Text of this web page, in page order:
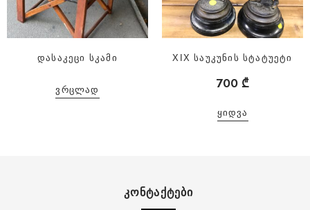
დასაკეცი სკამი
ᲕᲠᲪᲚᲐᲓ
XIX საუკუნის სტატუეტი
700 ₾
ᲧᲘᲓᲕᲐ
ᲙᲝᲜᲢᲐᲥᲢᲔᲑᲘ